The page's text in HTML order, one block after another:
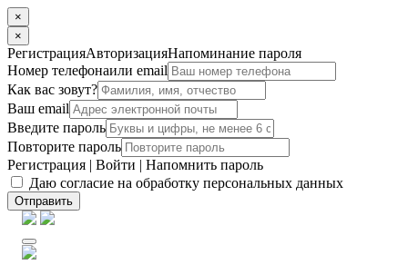
×
×
РегистрацияАвторизацияНапоминание пароля
Номер телефонаили email
Как вас зовут?
Ваш email
Введите пароль
Повторите пароль
Регистрация | Войти | Напомнить пароль
Даю согласие на обработку персональных данных
Отправить